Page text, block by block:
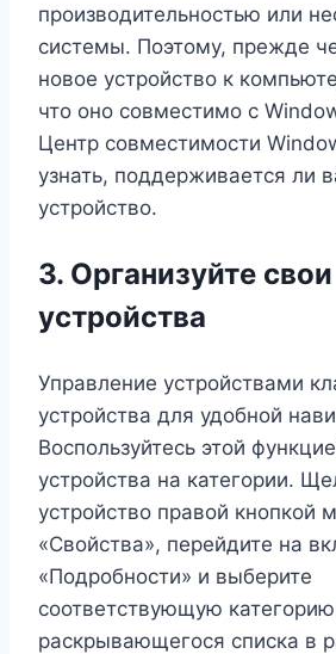
производительностью или
системы. Поэтому, прежде
новое устройство к
что оно совместимо с
Центр совместимости
узнать, поддерживается ли
устройство.
3. Организуйте свои
устройства
Управление устройствами
устройства для удобной
Воспользуйтесь этой
устройства на категории.
устройство правой кнопкой
«Свойства», перейдите на
«Подробности» и выберите
соответствующую
раскрывающегося списка в